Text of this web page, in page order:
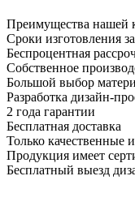
Преимущества нашей
Сроки изготовления
Беспроцентная
Собственное
Большой выбор
Разработка дизайн-
2 года гарантии
Бесплатная доставка
Только качественные
Продукция имеет
Бесплатный выезд